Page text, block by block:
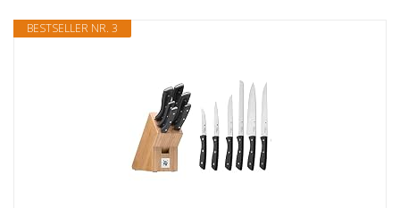
BESTSELLER NR. 3